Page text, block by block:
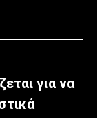
για να